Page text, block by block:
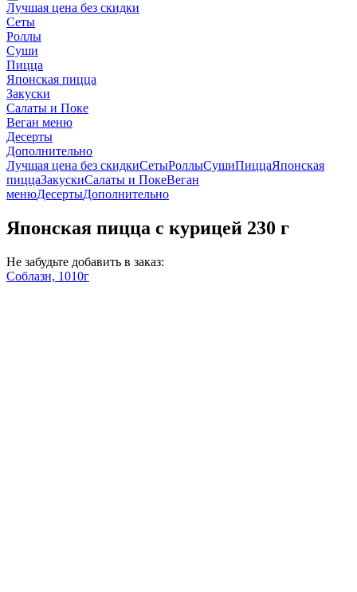
Лучшая цена без скидки
Сеты
Роллы
Суши
Пицца
Японская пицца
Закуски
Салаты и Поке
Веган меню
Десерты
Дополнительно
Лучшая цена без скидкиСетыРоллыСушиПиццаЯпонская
пиццаЗакускиСалаты и ПокеВеган
менюДесертыДополнительно
Японская пицца с курицей 230 г
Не забудьте добавить в заказ:
Соблазн, 1010г